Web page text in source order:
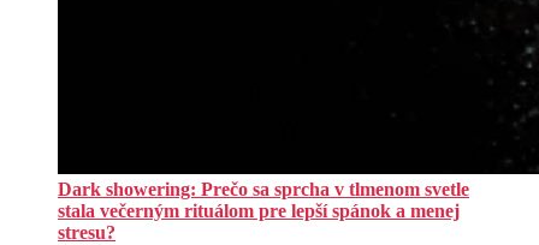
Dark showering: Prečo sa sprcha v tlmenom svetle
stala večerným rituálom pre lepší spánok a menej
stresu?